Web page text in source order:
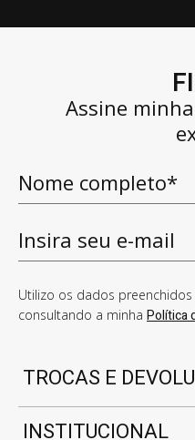
Assine
Utilizo os dados
consultando a minha Política
TROCAS E
INSTITUCIONAL